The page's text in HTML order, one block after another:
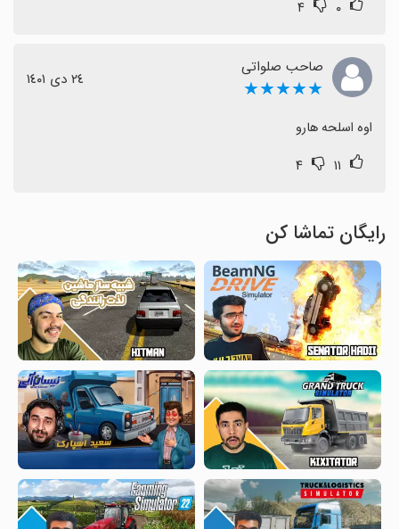
۰ ۴
صاحب صلواتی
★★★★★ ٢٤ دی ١٤٠١
اوه اسلحه هارو
۱۱ ۴
رایگان تماشا کن